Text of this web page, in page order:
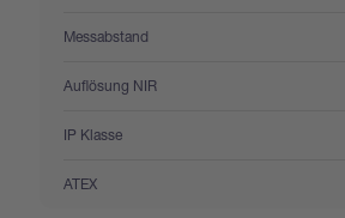
Messabstand
:
Auflösung NIR
:
IP Klasse
:
ATEX
: